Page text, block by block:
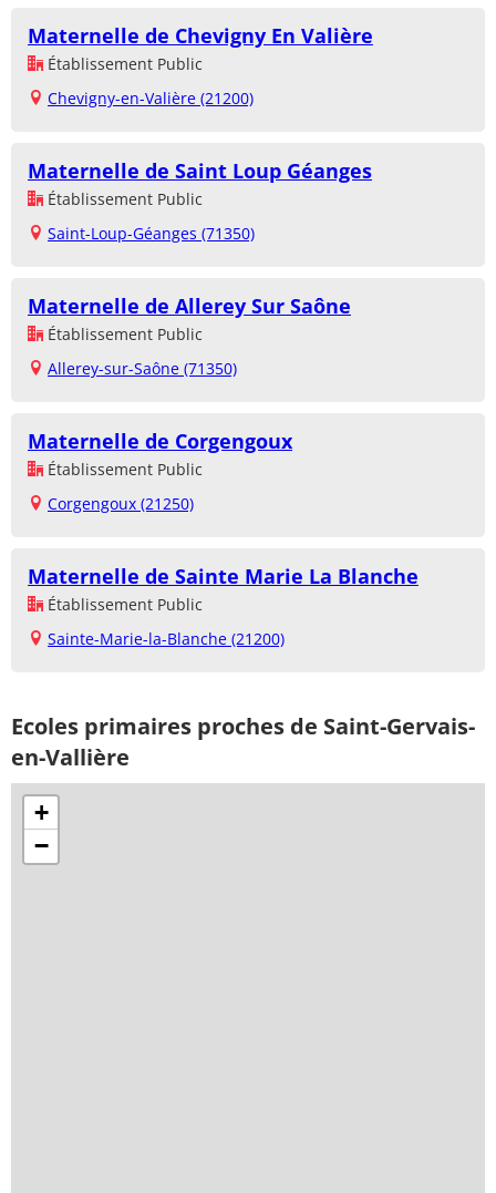
Maternelle de Chevigny En Valière
Établissement Public
Chevigny-en-Valière (21200)
Maternelle de Saint Loup Géanges
Établissement Public
Saint-Loup-Géanges (71350)
Maternelle de Allerey Sur Saône
Établissement Public
Allerey-sur-Saône (71350)
Maternelle de Corgengoux
Établissement Public
Corgengoux (21250)
Maternelle de Sainte Marie La Blanche
Établissement Public
Sainte-Marie-la-Blanche (21200)
Ecoles primaires proches de Saint-Gervais-
en-Vallière
+
−